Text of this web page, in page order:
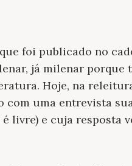
foi publicado no
já milenar porque
Hoje, na
com uma entrevista
livre) e cuja resposta